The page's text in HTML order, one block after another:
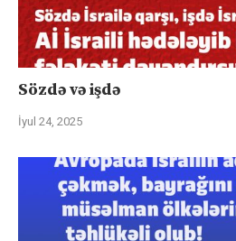
Sözdə və işdə
İyul 24, 2025